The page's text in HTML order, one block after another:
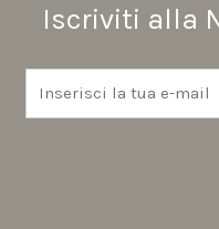
Iscriviti alla